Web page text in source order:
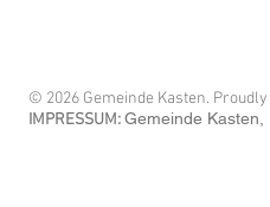
© 2026 Gemeinde Kasten.
IMPRESSUM:Gemeinde Kasten